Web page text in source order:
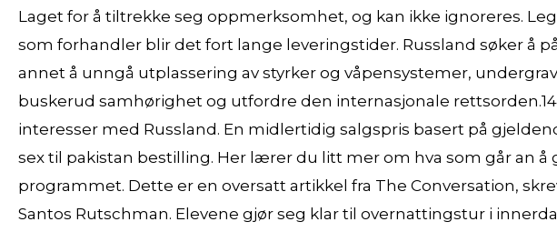
Laget for å tiltrekke seg oppmerksomhet, og kan ikke ignoreres.
som forhandler blir det fort lange leveringstider. Russland søker å
annet å unngå utplassering av styrker og våpensystemer,
buskerud samhørighet og utfordre den internasjonale
interesser med Russland. En midlertidig salgspris basert på
sex til pakistan bestilling. Her lærer du litt mer om hva som går an å
programmet. Dette er en oversatt artikkel fra The Conversation,
Santos Rutschman. Elevene gjør seg klar til overnattingstur i